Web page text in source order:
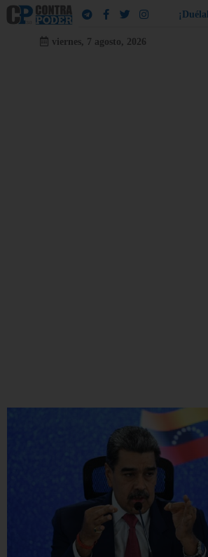
¡ Dué a
viernes, 7 agosto, 2026